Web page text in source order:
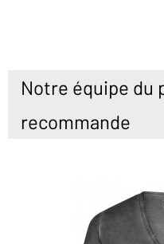
Notre équipe du
recommande